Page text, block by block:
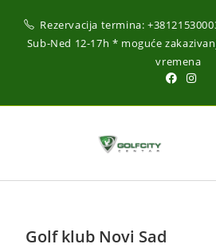
Rezervacija termina:
Sub-Ned 12-17h * moguće
vremena
Golf klub Novi Sad